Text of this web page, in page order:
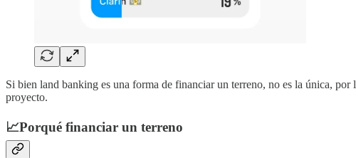
Si bien land banking es una forma de financiar un terreno, no es la única,
proyecto.
📈Porqué financiar un terreno